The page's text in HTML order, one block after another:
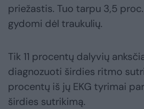
priežastis. Tuo tarpu 3,5
gydomi dėl traukulių.
Tik 11 procentų dalyvių
diagnozuoti širdies ritmo
procentų iš jų EKG tyrimai
širdies sutrikimą.